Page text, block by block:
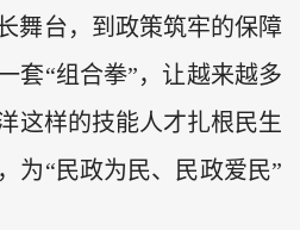
舞台，到政策筑牢的保障
套“组合拳”，让越来越多
这样的技能人才扎根民生
为“民政为民、民政爱民”